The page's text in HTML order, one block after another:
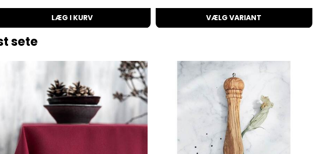
LÆG I KURV VÆLG VARIANT
sete